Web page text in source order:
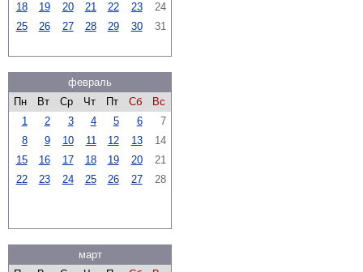
18
19 20 21 22 23
24
25
26 27 28 29 30 31
февраль
Пн
Вт Ср Чт Пт Сб
Вс
1
2 3 4 5 6
7
8
9 10 11 12 13
14
15
16 17 18 19 20
21
22
23 24 25 26 27 28
март